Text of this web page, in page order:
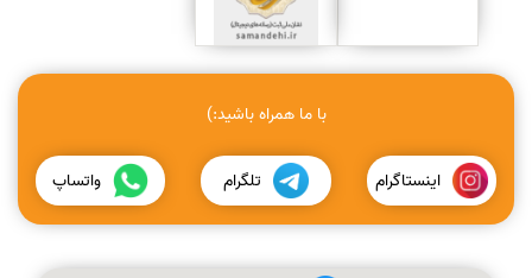
با ما همراه باشید:)
اینستاگرام تلگرام واتساپ